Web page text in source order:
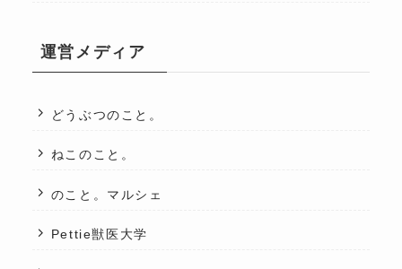
運営メディア
どうぶつのこと。
ねこのこと。
のこと。マルシェ
Pettie獣医大学